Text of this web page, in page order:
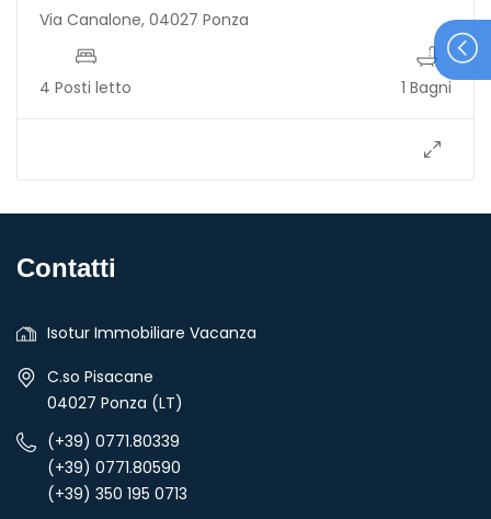
Via Canalone, 04027 Ponza
4 Posti letto 1 Bagni
Contatti
Isotur Immobiliare Vacanza
C.so Pisacane
04027 Ponza (LT)
(+39) 0771.80339
(+39) 0771.80590
(+39) 350 195 0713